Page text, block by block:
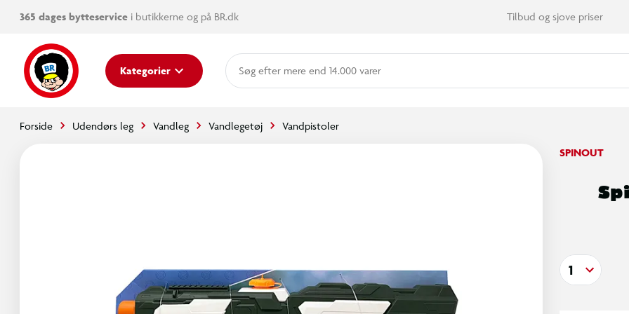
365 dages bytteservice i butikkerne og på BR.dk Tilbud og sjove priser
Kategorier mere end 14.000 varer
Forside Udendørs leg Vandleg Vandlegetøj Vandpistoler
SPINOUT
1